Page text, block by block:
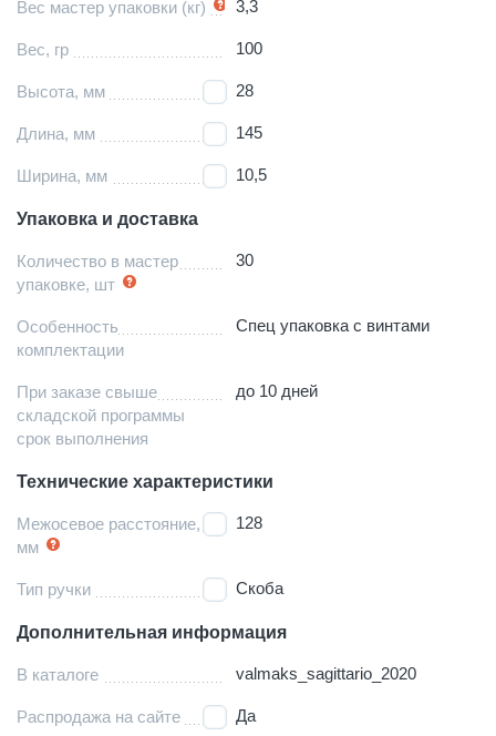
Вес мастер упаковки (кг) 3,3
Вес, гр 100
Высота, мм 28
Длина, мм 145
Ширина, мм 10,5
Упаковка и доставка
Количество в мастер
упаковке, шт
30
Особенность
комплектации
Спец упаковка с винтами
При заказе свыше
складской программы
срок выполнения
до 10 дней
Технические характеристики
Межосевое расстояние,
мм
128
Тип ручки Скоба
Дополнительная информация
В каталоге valmaks_sagittario_2020
Распродажа на сайте Да